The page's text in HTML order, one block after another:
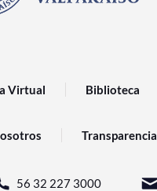
Virtual Biblioteca
Transparencia
56 32 227 3000